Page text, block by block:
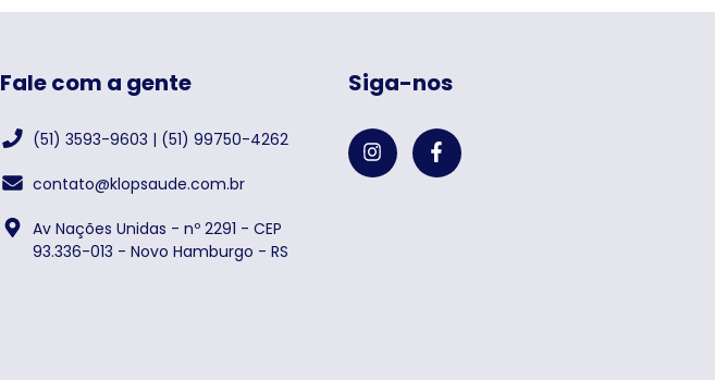
Fale com a gente
(51) 3593-9603 | (51) 99750-4262
contato@klopsaude.com.br
Av Nações Unidas - nº 2291 - CEP
93.336-013 - Novo Hamburgo - RS
Siga-nos